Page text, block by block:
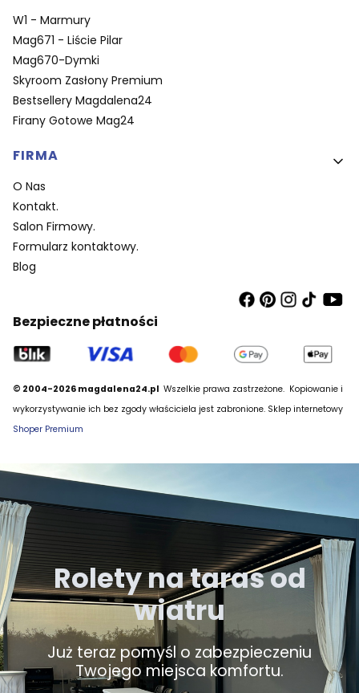
W1 - Marmury
Mag671 - Liście Pilar
Mag670-Dymki
Skyroom Zasłony Premium
Bestsellery Magdalena24
Firany Gotowe Mag24
FIRMA
O Nas
Kontakt.
Salon Firmowy.
Formularz kontaktowy.
Blog
Bezpieczne płatności
© 2004-2026 magdalena24.pl Wszelkie prawa zastrzeżone. Kopiowanie i
wykorzystywanie ich bez zgody właściciela jest zabronione. Sklep internetowy
Shoper Premium
Rolety na taras od
wiatru
Już teraz pomyśl o zabezpieczeniu
Twojego miejsca komfortu.